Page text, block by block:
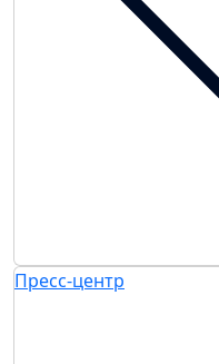
Пресс-центр